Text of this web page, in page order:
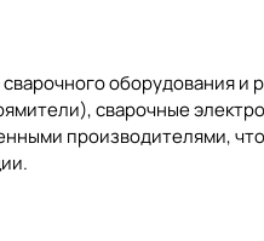
оборудования и
сварочные
производителями,